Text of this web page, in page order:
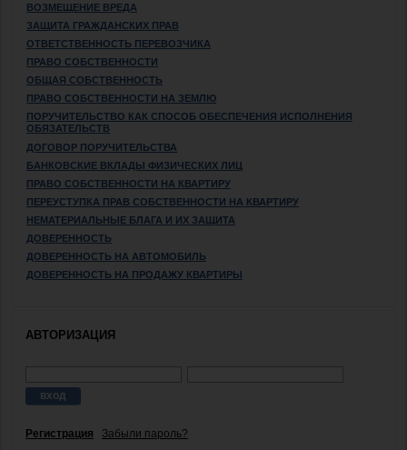
ВОЗМЕЩЕНИЕ ВРЕДА
ЗАЩИТА ГРАЖДАНСКИХ ПРАВ
ОТВЕТСТВЕННОСТЬ ПЕРЕВОЗЧИКА
ПРАВО СОБСТВЕННОСТИ
ОБЩАЯ СОБСТВЕННОСТЬ
ПРАВО СОБСТВЕННОСТИ НА ЗЕМЛЮ
ПОРУЧИТЕЛЬСТВО КАК СПОСОБ ОБЕСПЕЧЕНИЯ ИСПОЛНЕНИЯ
ОБЯЗАТЕЛЬСТВ
ДОГОВОР ПОРУЧИТЕЛЬСТВА
БАНКОВСКИЕ ВКЛАДЫ ФИЗИЧЕСКИХ ЛИЦ
ПРАВО СОБСТВЕННОСТИ НА КВАРТИРУ
ПЕРЕУСТУПКА ПРАВ СОБСТВЕННОСТИ НА КВАРТИРУ
НЕМАТЕРИАЛЬНЫЕ БЛАГА И ИХ ЗАЩИТА
ДОВЕРЕННОСТЬ
ДОВЕРЕННОСТЬ НА АВТОМОБИЛЬ
ДОВЕРЕННОСТЬ НА ПРОДАЖУ КВАРТИРЫ
АВТОРИЗАЦИЯ
Регистрация Забыли пароль?